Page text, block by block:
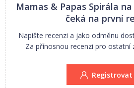
Mamas & Papas Spirála
čeká na první
Napište recenzi a jako odměnu
Za přínosnou recenzi pro ostatní
Registrovat